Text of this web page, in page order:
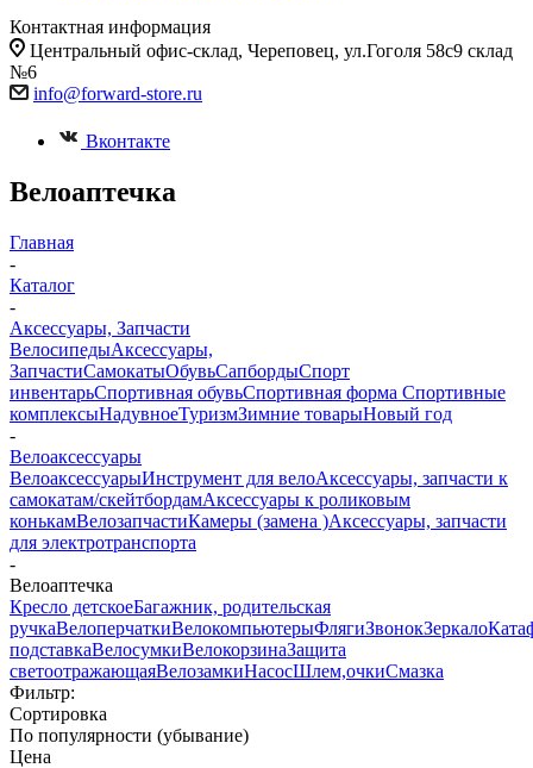
Контактная информация
Центральный офис-склад, Череповец, ул.Гоголя 58с9 склад
№6
info@forward-store.ru
Вконтакте
Велоаптечка
Главная
-
Каталог
-
Аксессуары, Запчасти
ВелосипедыАксессуары,
ЗапчастиСамокатыОбувьСапбордыСпорт
инвентарьСпортивная обувьСпортивная форма Спортивные
комплексыНадувноеТуризмЗимние товарыНовый год
-
Велоаксессуары
ВелоаксессуарыИнструмент для велоАксессуары, запчасти к
самокатам/скейтбордамАксессуары к роликовым
конькамВелозапчастиКамеры (замена )Аксессуары, запчасти
для электротранспорта
-
Велоаптечка
Кресло детскоеБагажник, родительская
ручкаВелоперчаткиВелокомпьютерыФлягиЗвонокЗеркало
подставкаВелосумкиВелокорзинаЗащита
светоотражающаяВелозамкиНасосШлем,очкиСмазка
Фильтр:
Сортировка
По популярности (убывание)
Цена